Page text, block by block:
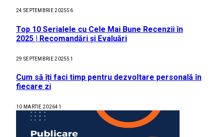
24 SEPTEMBRIE 202556
Top 10 Serialele cu Cele Mai Bune Recenzii în
2025 | Recomandări și Evaluări
29 SEPTEMBRIE 202551
Cum să îți faci timp pentru dezvoltare personală în
fiecare zi
10 MARTIE 202641